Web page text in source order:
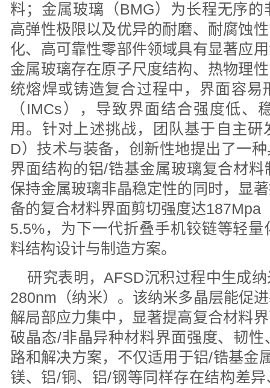
料；金属玻璃（BMG）为长程无序
高弹性极限以及优异的耐磨、耐腐蚀
化、高可靠性零部件领域具有显著应
金属玻璃存在原子尺度结构、热物理
统熔焊或铸造复合过程中，界面容易
（IMCs），导致界面结合强度低、
用。针对上述挑战，团队基于自主
D）技术与装备，创新性地提出了一
界面结构的铝/锆基金属玻璃复合材
保持金属玻璃非晶稳定性的同时，显
备的复合材料界面剪切强度达187Mpa
5.5%，为下一代折叠手机铰链等轻
料结构设计与制造方案。
研究表明，AFSD沉积过程中生成
280nm（纳米）。该纳米多晶层能促
解局部应力集中，显著提高复合材料
破晶态/非晶异种材料界面强度、韧
路和解决方案，不仅适用于铝/锆基金
镁、铝/铜、铝/钢等同样存在结构差